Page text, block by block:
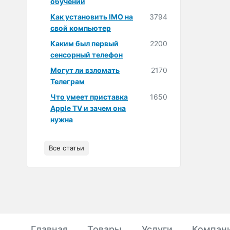
Как установить IMO на
свой компьютер
3794
Каким был первый
сенсорный телефон
2200
Могут ли взломать
Телеграм
2170
Что умеет приставка
Apple TV и зачем она
нужна
1650
Все статьи